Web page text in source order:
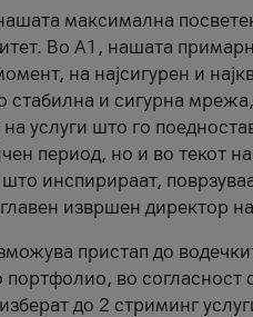
максимална
Во А1, нашата
на најсигурен и
стабилна и сигурна
услуги што го
период, но и во текот
инспирираат,
извршен директор
пристап до
во
до 2 стриминг